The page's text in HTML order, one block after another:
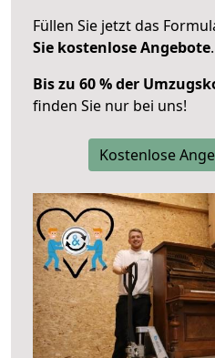
Füllen Sie jetzt das
Sie kostenlose Angebote.
Bis zu 60 % der
finden Sie nur bei uns!
Kostenlose